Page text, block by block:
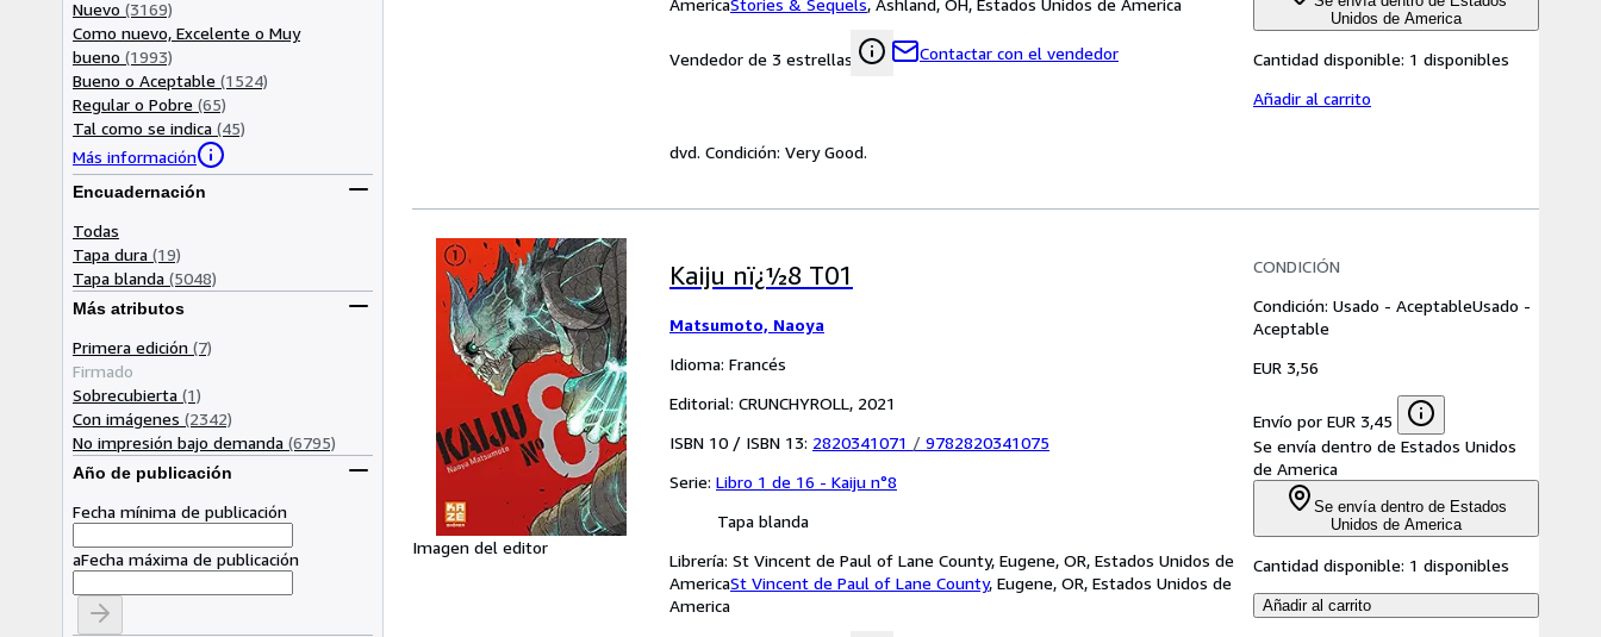
Nuevo (3169)
Como nuevo, Excelente o Muy
bueno (1993)
Bueno o Aceptable (1524)
Regular o Pobre (65)
Tal como se indica (45)
Más información
Encuadernación
Todas
Tapa dura (19)
Tapa blanda (5048)
Más atributos
Primera edición (7)
Firmado
Sobrecubierta (1)
Con imágenes (2342)
No impresión bajo demanda (6795)
Año de publicación
Fecha mínima de publicación
aFecha máxima de publicación
AmericaStories & Sequels, Ashland, OH, Estados Unidos de America
Vendedor de 3 estrellas Contactar con el vendedor
Unidos de America
Cantidad disponible: 1 disponibles
Añadir al carrito
dvd. Condición: Very Good.
Imagen del editor
Kaiju nï¿½8 T01
Matsumoto, Naoya
Idioma: Francés
Editorial: CRUNCHYROLL, 2021
ISBN 10 / ISBN 13: 2820341071 / 9782820341075
Serie: Libro 1 de 16 - Kaiju n°8
Tapa blanda
Librería: St Vincent de Paul of Lane County, Eugene, OR, Estados Unidos de
AmericaSt Vincent de Paul of Lane County, Eugene, OR, Estados Unidos de
America
CONDICIÓN
Condición: Usado - AceptableUsado -
Aceptable
EUR 3,56
Envío por EUR 3,45
Se envía dentro de Estados Unidos
de America
Se envía dentro de Estados
Unidos de America
Cantidad disponible: 1 disponibles
Añadir al carrito